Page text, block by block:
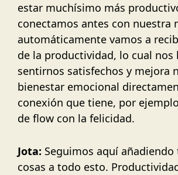
estar muchísimo más
conectamos antes con nuestra
automáticamente vamos a
de la productividad, lo cual nos
sentirnos satisfechos y mejora
bienestar emocional
conexión que tiene, por
de flow con la felicidad.
Jota: Seguimos aquí
cosas a todo esto.